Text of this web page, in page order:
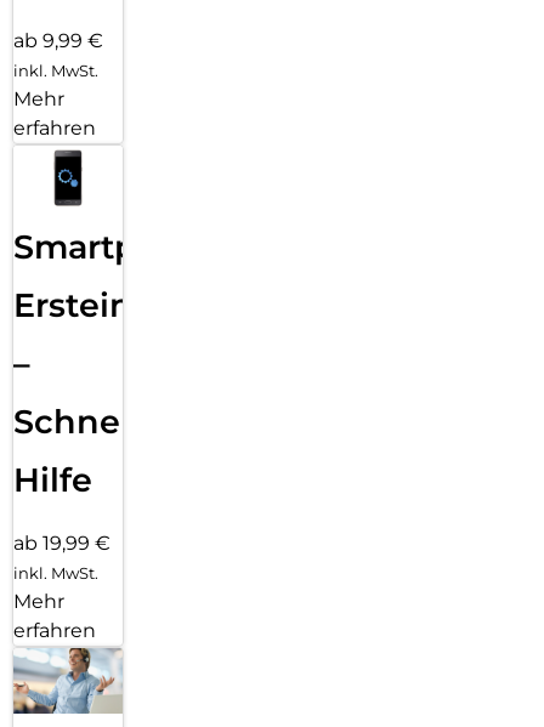
ab 9,99 €
inkl. MwSt.
Mehr
erfahren
Smartphone
Ersteinrichtung
–
Schnelle
Hilfe
ab 19,99 €
inkl. MwSt.
Mehr
erfahren